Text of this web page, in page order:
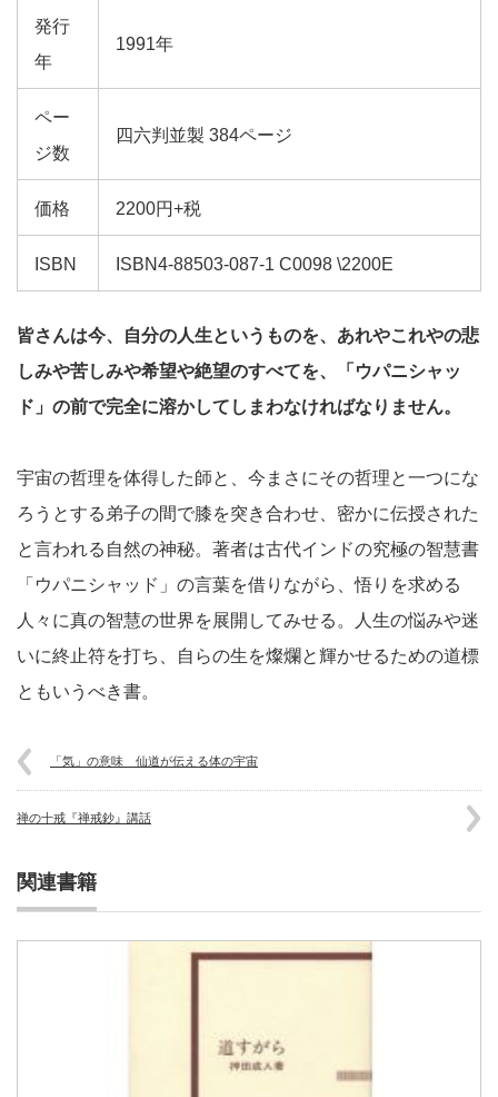
発行
年
1991年
ペー
ジ数
四六判並製 384ページ
価格 2200円+税
ISBN ISBN4-88503-087-1 C0098 \2200E
皆さんは今、自分の人生というものを、あれやこれやの悲
しみや苦しみや希望や絶望のすべてを、「ウパニシャッ
ド」の前で完全に溶かしてしまわなければなりません。
宇宙の哲理を体得した師と、今まさにその哲理と一つにな
ろうとする弟子の間で膝を突き合わせ、密かに伝授された
と言われる自然の神秘。著者は古代インドの究極の智慧書
「ウパニシャッド」の言葉を借りながら、悟りを求める
人々に真の智慧の世界を展開してみせる。人生の悩みや迷
いに終止符を打ち、自らの生を燦爛と輝かせるための道標
ともいうべき書。
「気」の意味 仙道が伝える体の宇宙
禅の十戒『禅戒鈔』講話
関連書籍